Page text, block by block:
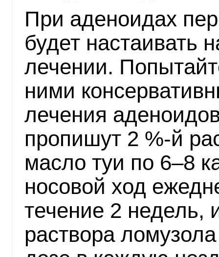
При аденоидах
будет настаивать
лечении.
ними
лечения
пропишут 2 %-й
масло туи по 6–8
носовой ход
течение 2 недель,
раствора